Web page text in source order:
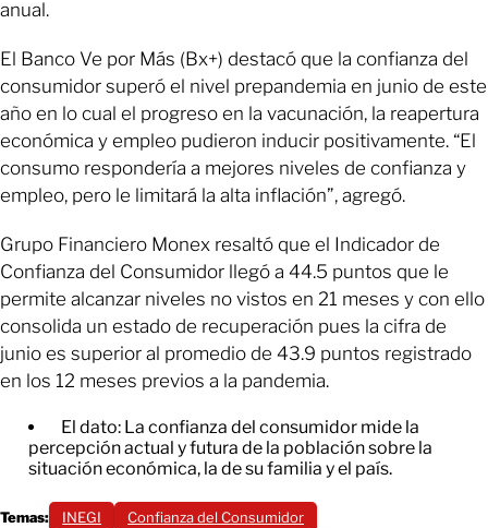
anual.
El Banco Ve por Más (Bx+) destacó que la confianza del
consumidor superó el nivel prepandemia en junio de este
año en lo cual el progreso en la vacunación, la reapertura
económica y empleo pudieron inducir positivamente. “El
consumo respondería a mejores niveles de confianza y
empleo, pero le limitará la alta inflación”, agregó.
Grupo Financiero Monex resaltó que el Indicador de
Confianza del Consumidor llegó a 44.5 puntos que le
permite alcanzar niveles no vistos en 21 meses y con ello
consolida un estado de recuperación pues la cifra de
junio es superior al promedio de 43.9 puntos registrado
en los 12 meses previos a la pandemia.
El dato: La confianza del consumidor mide la
percepción actual y futura de la población sobre la
situación económica, la de su familia y el país.
Temas: INEGI Confianza del Consumidor